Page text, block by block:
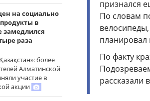
на социально
в
замедлился
раза
более
Алматинской
участие в
акции
признался
По словам
планировал
По факту
рассказали